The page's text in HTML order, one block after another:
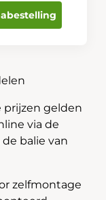
prijzen gelden
via de
balie van
zelfmontage